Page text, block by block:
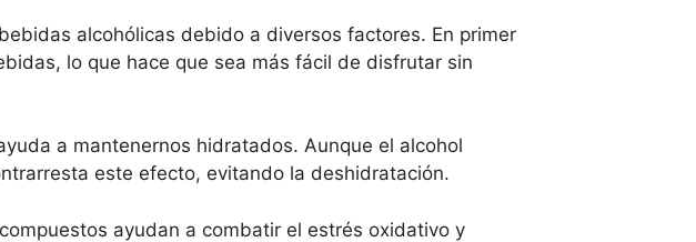
alcohólicas debido a diversos factores. En primer
lo que hace que sea más fácil de disfrutar sin
a mantenernos hidratados. Aunque el alcohol
este efecto, evitando la deshidratación.
ayudan a combatir el estrés oxidativo y